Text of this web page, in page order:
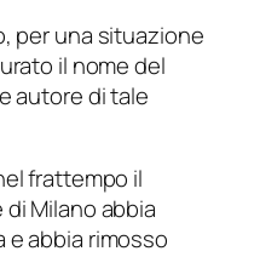
per una situazione
il nome del
autore di tale
frattempo il
Milano abbia
abbia rimosso